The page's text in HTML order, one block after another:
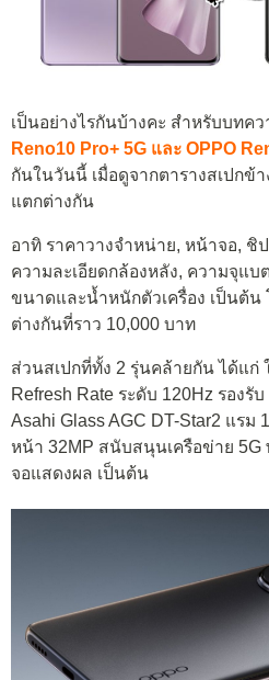
เป็นอย่างไรกันบ้างคะ สำหรับบทคว
Reno10 Pro+ 5G และ OPPO
กันในวันนี้ เมื่อดูจากตารางสเปก
แตกต่างกัน
อาทิ ราคาวางจำหน่าย, หน้าจอ, ชิ
ความละเอียดกล้องหลัง, ความจุแบ
ขนาดและน้ำหนักตัวเครื่อง เป็นต้น
ต่างกันที่ราว 10,000 บาท
ส่วนสเปกที่ทั้ง 2 รุ่นคล้ายกัน ได้แก่
Refresh Rate ระดับ 120Hz รองรั
Asahi Glass AGC DT-Star2 แรม
หน้า 32MP สนับสนุนเครือข่าย
จอแสดงผล เป็นต้น